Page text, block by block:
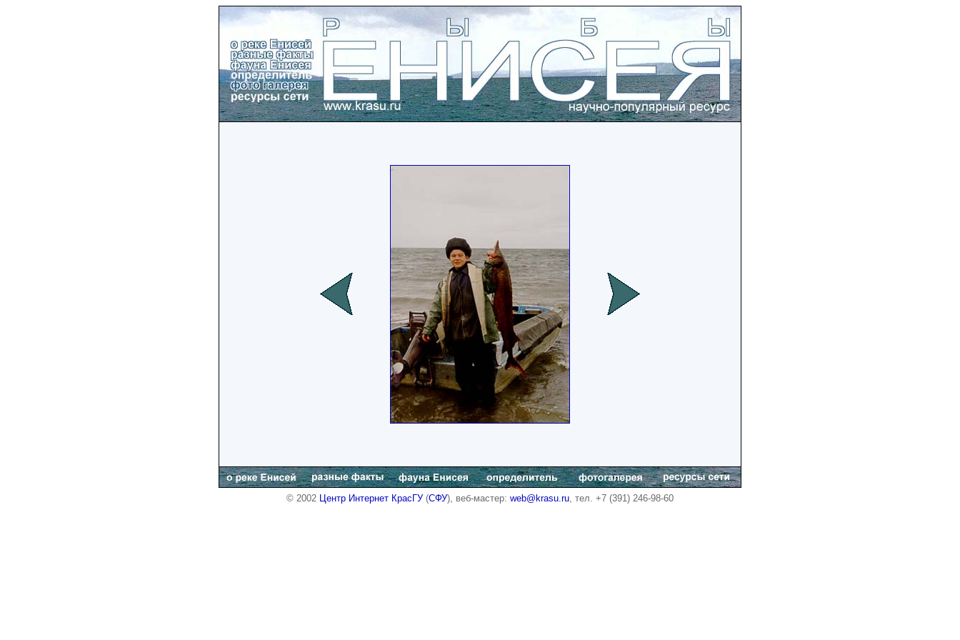
© 2002 Центр Интернет КрасГУ(СФУ), веб-мастер: web@krasu.ru, тел. +7 (391) 246-98-60